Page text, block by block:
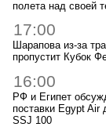
полета над своей
17:00
Шарапова из-за
пропустит Кубок
16:00
РФ и Египет
поставки Egypt Air
SSJ 100